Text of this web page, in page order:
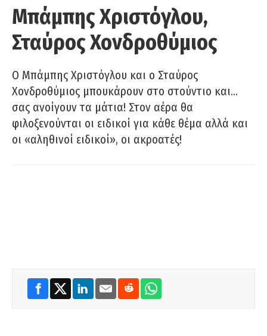
Μπάμπης Χριστόγλου,
Σταύρος Χονδροθύμιος
O Μπάμπης Χριστόγλου και ο Σταύρος
Χονδροθύμιος μπουκάρουν στο στούντιο και…
σας ανοίγουν τα μάτια! Στον αέρα θα
φιλοξενούνται οι ειδικοί για κάθε θέμα αλλά και
οι «αληθινοί ειδικοί», οι ακροατές!